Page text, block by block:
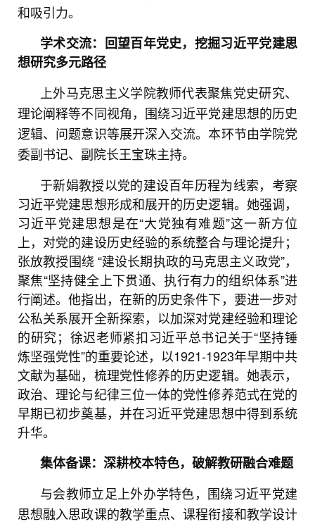
和吸引力。
学术交流： 回望百年党史，挖掘习近平党建思
想研究多元路径
上外马克思主义学院教师代表聚焦党史研究、
理论阐释等不同视角，围绕习近平党建思想的历史
逻辑、问题意识等展开深入交流。本环节由学院党
委副书记、副院长王宝珠主持。
于新娟教授以党的建设百年历程为线索，考察
习近平党建思想形成和展开的历史逻辑。她强调，
习近平党建思想是在“大党独有难题”这一新方位
上，对党的建设历史经验的系统整合与理论提升；
张放教授围绕 “建设长期执政的马克思主义政党”，
聚焦“坚持健全上下贯通、执行有力的组织体系”进
行阐述。他指出，在新的历史条件下，要进一步对
公私关系展开全新探索，以加深对党建经验和理论
的研究；徐迟老师紧扣习近平总书记关于“坚持锤
炼坚强党性”的重要论述，以1921-1923年早期中共
文献为基础，梳理党性修养的历史逻辑。她表示，
政治、理论与纪律三位一体的党性修养范式在党的
早期已初步奠基，并在习近平党建思想中得到系统
升华。
集体备课： 深耕校本特色，破解教研融合难题
与会教师立足上外办学特色，围绕习近平党建
思想融入思政课的教学重点、课程衔接和教学设计